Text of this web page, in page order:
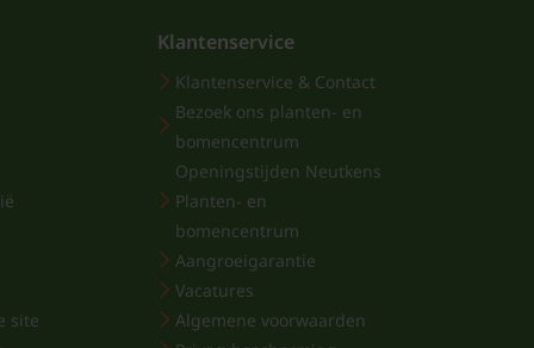
site
Klantenservice
Klantenservice & Contact
Bezoek ons planten- en
bomencentrum
Openingstijden Neutkens
Planten- en
bomencentrum
Aangroeigarantie
Vacatures
Algemene voorwaarden